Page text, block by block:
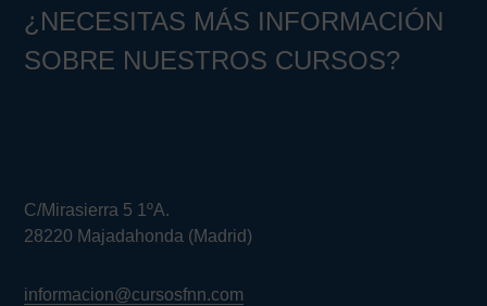
¿NECESITAS MÁS INFORMACIÓN
SOBRE NUESTROS CURSOS?
C/Mirasierra 5 1ºA.
28220 Majadahonda (Madrid)
informacion@cursosfnn.com